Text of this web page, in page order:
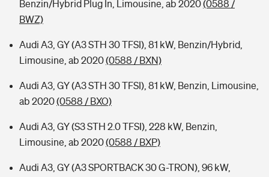
Benzin/Hybrid Plug In, Limousine, ab 2020(0588 /
BWZ)
Audi A3, GY (A3 STH 30 TFSI), 81 kW, Benzin/Hybrid,
Limousine, ab 2020(0588 / BXN)
Audi A3, GY (A3 STH 30 TFSI), 81 kW, Benzin, Limousine,
ab 2020(0588 / BXO)
Audi A3, GY (S3 STH 2.0 TFSI), 228 kW, Benzin,
Limousine, ab 2020(0588 / BXP)
Audi A3, GY (A3 SPORTBACK 30 G-TRON), 96 kW,